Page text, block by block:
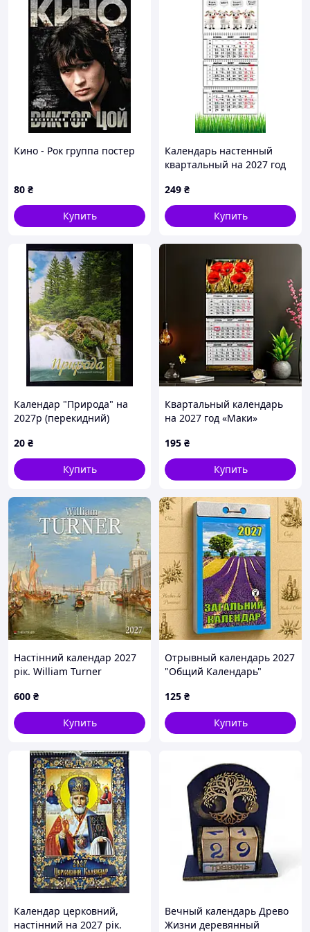
Кино - Рок группа постер
80 ₴
Купить
Календарь настенный
квартальный на 2027 год
год Козы, символ года
Коза, 29,7х61см , 95 вид
249 ₴
Купить
Календар "Природа" на
2027р (перекидний)
20 ₴
Купить
Квартальный календарь
на 2027 год «Маки»
195 ₴
Купить
Настінний календар 2027
рік. William Turner
600 ₴
Купить
Отрывный календарь 2027
"Общий Календарь"
украинский язык
125 ₴
Купить
Календар церковний,
настінний на 2027 рік.
Вечный календарь Древо
Жизни деревянный